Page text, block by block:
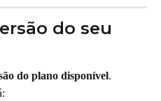
do seu
do plano disponível.